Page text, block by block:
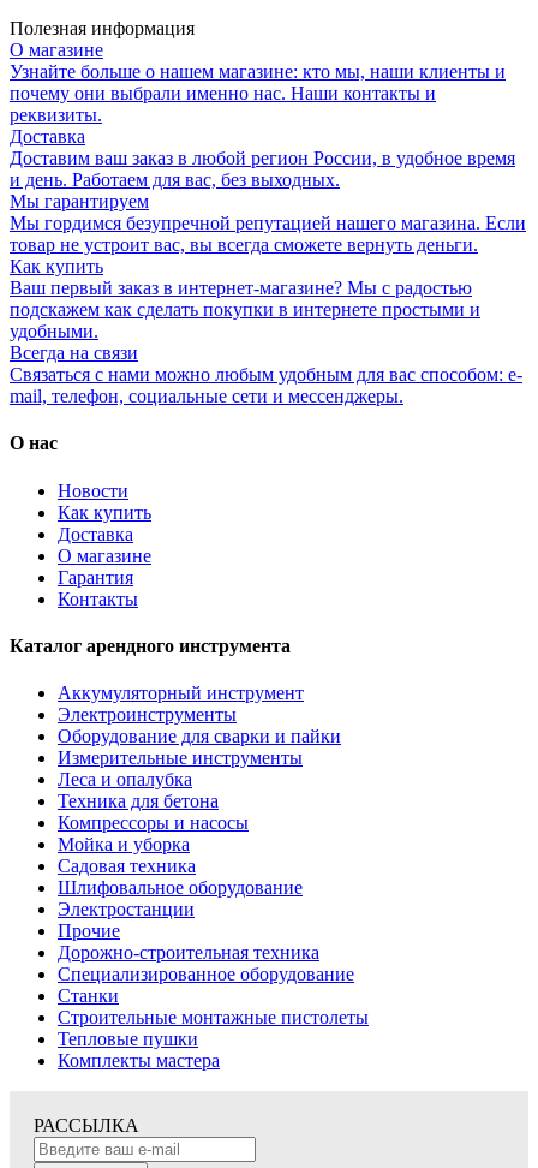
Полезная информация
О магазине
Узнайте больше о нашем магазине: кто мы, наши клиенты и
почему они выбрали именно нас. Наши контакты и
реквизиты.
Доставка
Доставим ваш заказ в любой регион России, в удобное время
и день. Работаем для вас, без выходных.
Мы гарантируем
Мы гордимся безупречной репутацией нашего магазина. Если
товар не устроит вас, вы всегда сможете вернуть деньги.
Как купить
Ваш первый заказ в интернет-магазине? Мы с радостью
подскажем как сделать покупки в интернете простыми и
удобными.
Всегда на связи
Связаться с нами можно любым удобным для вас способом: e-
mail, телефон, социальные сети и мессенджеры.
О нас
Новости
Как купить
Доставка
О магазине
Гарантия
Контакты
Каталог арендного инструмента
Аккумуляторный инструмент
Электроинструменты
Оборудование для сварки и пайки
Измерительные инструменты
Леса и опалубка
Техника для бетона
Компрессоры и насосы
Мойка и уборка
Садовая техника
Шлифовальное оборудование
Электростанции
Прочие
Дорожно-строительная техника
Специализированное оборудование
Станки
Строительные монтажные пистолеты
Тепловые пушки
Комплекты мастера
РАССЫЛКА